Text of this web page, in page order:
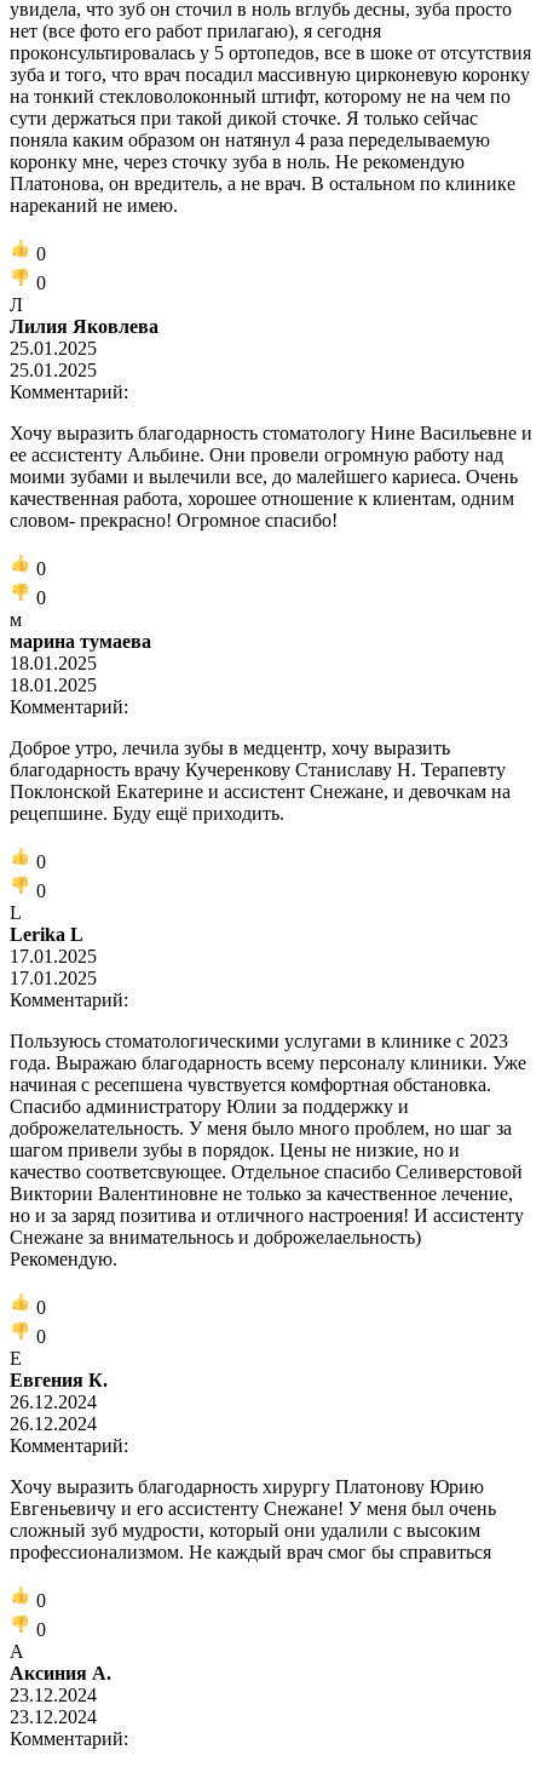
увидела, что зуб он сточил в ноль вглубь десны, зуба просто
нет (все фото его работ прилагаю), я сегодня
проконсультировалась у 5 ортопедов, все в шоке от отсутствия
зуба и того, что врач посадил массивную цирконевую коронку
на тонкий стекловолоконный штифт, которому не на чем по
сути держаться при такой дикой сточке. Я только сейчас
поняла каким образом он натянул 4 раза переделываемую
коронку мне, через сточку зуба в ноль. Не рекомендую
Платонова, он вредитель, а не врач. В остальном по клинике
нареканий не имею.
0
0
Л
Лилия Яковлева
25.01.2025
25.01.2025
Комментарий:
Хочу выразить благодарность стоматологу Нине Васильевне и
ее ассистенту Альбине. Они провели огромную работу над
моими зубами и вылечили все, до малейшего кариеса. Очень
качественная работа, хорошее отношение к клиентам, одним
словом- прекрасно! Огромное спасибо!
0
0
м
марина тумаева
18.01.2025
18.01.2025
Комментарий:
Доброе утро, лечила зубы в медцентр, хочу выразить
благодарность врачу Кучеренкову Станиславу Н. Терапевту
Поклонской Екатерине и ассистент Снежане, и девочкам на
рецепшине. Буду ещё приходить.
0
0
L
Lerika L
17.01.2025
17.01.2025
Комментарий:
Пользуюсь стоматологическими услугами в клинике c 2023
года. Выражаю благодарность всему персоналу клиники. Уже
начиная с ресепшена чувствуется комфортная обстановка.
Спасибо администратору Юлии за поддержку и
доброжелательность. У меня было много проблем, но шаг за
шагом привели зубы в порядок. Цены не низкие, но и
качество соответсвующее. Отдельное спасибо Селиверстовой
Виктории Валентиновне не только за качественное лечение,
но и за заряд позитива и отличного настроения! И ассистенту
Снежане за внимательнось и доброжелаельность)
Рекомендую.
0
0
Е
Евгения К.
26.12.2024
26.12.2024
Комментарий:
Хочу выразить благодарность хирургу Платонову Юрию
Евгеньевичу и его ассистенту Снежане! У меня был очень
сложный зуб мудрости, который они удалили с высоким
профессионализмом. Не каждый врач смог бы справиться
0
0
А
Аксиния А.
23.12.2024
23.12.2024
Комментарий: